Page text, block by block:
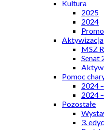
Kultura
2025
2024
Aktywizacja
MSZ
Senat
Pomoc
2024
2024
Pozostałe
3.